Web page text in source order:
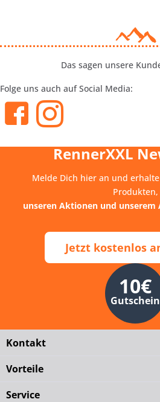
Das sagen unsere
Folge uns auch auf Social Media:
RennerXXL
Melde Dich hier an und
Produkten,
unseren Aktionen und unserem
Jetzt kostenlos
10€
Gutschein
Kontakt
Vorteile
Service